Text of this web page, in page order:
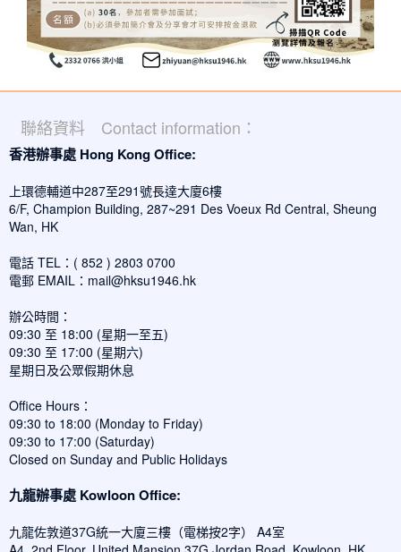
聯絡資料 Contact information：
香港辦事處 Hong Kong Office:
上環德輔道中287至291號長達大廈6樓
6/F, Champion Building, 287~291 Des Voeux Rd Central, Sheung
Wan, HK
電話 TEL：( 852 ) 2803 0700
電郵 EMAIL： mail@hksu1946.hk
辦公時間：
09:30 至 18:00 (星期一至五)
09:30 至 17:00 (星期六)
星期日及公眾假期休息
Office Hours：
09:30 to 18:00 (Monday to Friday)
09:30 to 17:00 (Saturday)
Closed on Sunday and Public Holidays
九龍辦事處 Kowloon Office:
九龍佐敦道37G統一大廈三樓（電梯按2字） A4室